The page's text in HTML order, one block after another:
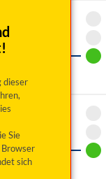
dieser
Sie
sich
Fari